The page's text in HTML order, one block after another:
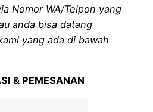
Nomor WA/Telpon yang
anda bisa datang
yang ada di bawah
& PEMESANAN